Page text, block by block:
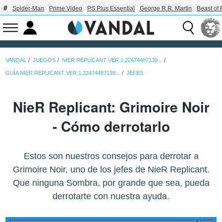
Spider-Man Prime Video PS Plus Essential George R.R. Martin Beast of
VANDAL JUEGOS NIER REPLICANT VER.1.22474487139...
GUÍA NIER REPLICANT VER.1.22474487139... JEFES
NieR Replicant: Grimoire Noir
- Cómo derrotarlo
Estos son nuestros consejos para derrotar a
Grimoire Noir, uno de los jefes de NieR Replicant.
Que ninguna Sombra, por grande que sea, pueda
derrotarte con nuestra ayuda.